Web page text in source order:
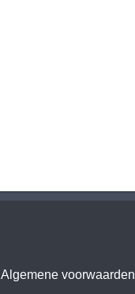
Algemene voorwaarden